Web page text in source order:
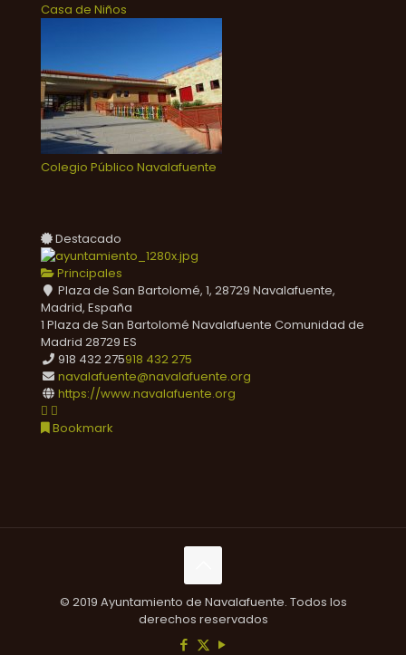
Casa de Niños
Colegio Público Navalafuente
Destacado
Principales
Plaza de San Bartolomé, 1, 28729 Navalafuente,
Madrid, España
1 Plaza de San Bartolomé Navalafuente Comunidad de
Madrid 28729 ES
918 432 275918 432 275
navalafuente@navalafuente.org
https://www.navalafuente.org
Bookmark
© 2019 Ayuntamiento de Navalafuente. Todos los
derechos reservados